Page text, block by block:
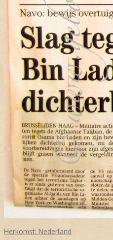
Herkomst: Nederland